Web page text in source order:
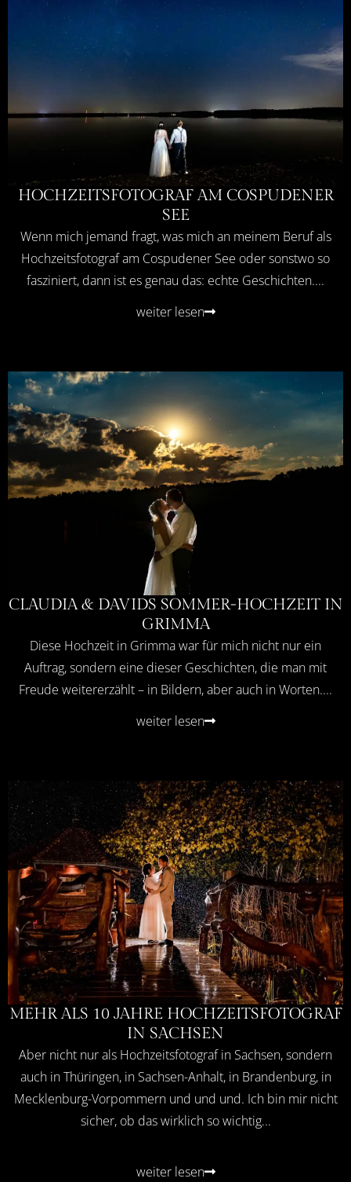
HOCHZEITSFOTOGRAF AM COSPUDENER
SEE
Wenn mich jemand fragt, was mich an meinem Beruf als
Hochzeitsfotograf am Cospudener See oder sonstwo so
fasziniert, dann ist es genau das: echte Geschichten....
weiter lesen
CLAUDIA & DAVIDS SOMMER-HOCHZEIT IN
GRIMMA
Diese Hochzeit in Grimma war für mich nicht nur ein
Auftrag, sondern eine dieser Geschichten, die man mit
Freude weitererzählt – in Bildern, aber auch in Worten....
weiter lesen
MEHR ALS 10 JAHRE HOCHZEITSFOTOGRAF
IN SACHSEN
Aber nicht nur als Hochzeitsfotograf in Sachsen, sondern
auch in Thüringen, in Sachsen-Anhalt, in Brandenburg, in
Mecklenburg-Vorpommern und und und. Ich bin mir nicht
sicher, ob das wirklich so wichtig...
weiter lesen